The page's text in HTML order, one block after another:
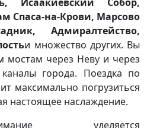
Спаса-на-Крови, Марсово
Адмиралтейство,
и множество других. Вы
мостам через Неву и через
города. Поездка по
максимально погрузиться
настоящее наслаждение.
уделяется